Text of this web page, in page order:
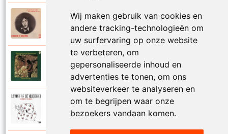
Wij maken gebruik van cookies en
andere tracking-technologieën om
uw surfervaring op onze website
te verbeteren, om
gepersonaliseerde inhoud en
advertenties te tonen, om ons
websiteverkeer te analyseren en
om te begrijpen waar onze
bezoekers vandaan komen.
Raymond Van Het Groenewoud
Mijn lieve schatje
Raymond Van Het Groenewoud
Mijn schoolgaande jeugd
Raymond Van Het Groenewoud
Mijnheer de postbode